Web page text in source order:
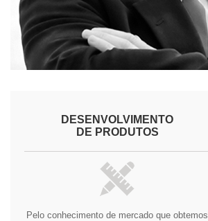
DESENVOLVIMENTO
DE PRODUTOS
Pelo conhecimento de mercado que obtemos